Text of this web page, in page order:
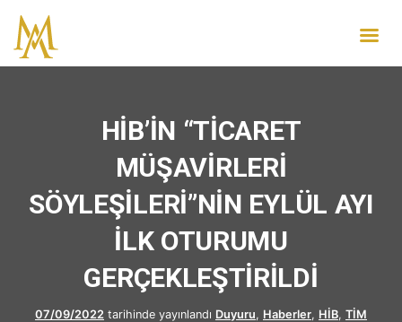
HİB’İN “TİCARET
MÜŞAVİRLERİ
SÖYLEŞİLERİ”NİN EYLÜL AYI
İLK OTURUMU
GERÇEKLEŞTİRİLDİ
07/09/2022 tarihinde yayınlandı Duyuru, Haberler, HİB, TİM